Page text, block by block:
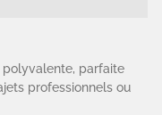
parfaite
professionnels ou